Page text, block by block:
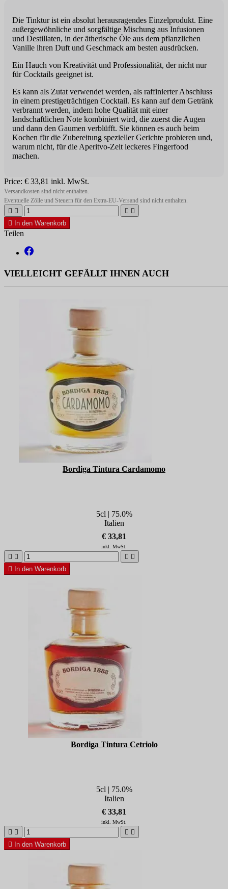
Die Tinktur ist ein absolut herausragendes Einzelprodukt. Eine
außergewöhnliche und sorgfältige Mischung aus Infusionen
und Destillaten, in der ätherische Öle aus dem pflanzlichen
Vanille ihren Duft und Geschmack am besten ausdrücken.
Ein Hauch von Kreativität und Professionalität, der nicht nur
für Cocktails geeignet ist.
Es kann als Zutat verwendet werden, als raffinierter Abschluss
in einem prestigeträchtigen Cocktail. Es kann auf dem Getränk
verbrannt werden, indem hohe Qualität mit einer
landschaftlichen Note kombiniert wird, die zuerst die Augen
und dann den Gaumen verblüfft. Sie können es auch beim
Kochen für die Zubereitung spezieller Gerichte probieren und,
warum nicht, für die Aperitvo-Zeit leckeres Fingerfood
machen.
Price: € 33,81 inkl. MwSt.
Versandkosten sind nicht enthalten.
Eventuelle Zölle und Steuern für den Extra-EU-Versand sind nicht enthalten.
   

In den Warenkorb
Teilen
VIELLEICHT GEFÄLLT IHNEN AUCH
Bordiga Tintura Cardamomo
5cl | 75.0%
Italien
€ 33,81
inkl. MwSt.
   

In den Warenkorb
Bordiga Tintura Cetriolo
5cl | 75.0%
Italien
€ 33,81
inkl. MwSt.
   

In den Warenkorb